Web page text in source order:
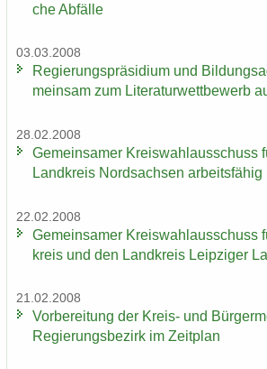
che Ab­fäl­le
03.03.2008
Re­gie­rungs­prä­si­di­um und
mein­sam zum Li­te­ra­tur­wett­be­werb
28.02.2008
Ge­mein­sa­mer Kreis­wahl­aus­schuss
Land­kreis Nord­sach­sen ar­beits­fä­hig
22.02.2008
Ge­mein­sa­mer Kreis­wahl­aus­schuss
kreis und den Land­kreis Leip­zi­ger
21.02.2008
Vor­be­rei­tung der Kreis-​ und
Re­gie­rungs­be­zirk im Zeit­plan